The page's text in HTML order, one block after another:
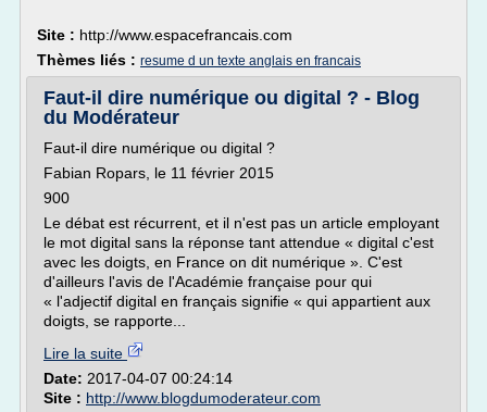
Site : http://www.espacefrancais.com
Thèmes liés : resume d un texte anglais en francais
Faut-il dire numérique ou digital ? - Blog
du Modérateur
Faut-il dire numérique ou digital ?
Fabian Ropars, le 11 février 2015
900
Le débat est récurrent, et il n'est pas un article employant
le mot digital sans la réponse tant attendue « digital c'est
avec les doigts, en France on dit numérique ». C'est
d'ailleurs l'avis de l'Académie française pour qui
« l'adjectif digital en français signifie « qui appartient aux
doigts, se rapporte...
Lire la suite
Date: 2017-04-07 00:24:14
Site : http://www.blogdumoderateur.com